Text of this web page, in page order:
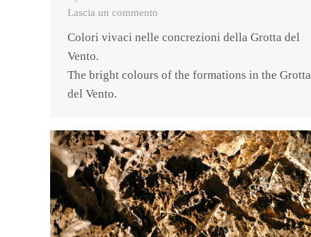
Lascia un commento
Colori vivaci nelle concrezioni della Grotta del
Vento.
The bright colours of the formations in the Grotta
del Vento.